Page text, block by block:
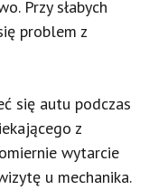
Przy słabych
problem z
się autu podczas
z
wytarcie
u mechanika.